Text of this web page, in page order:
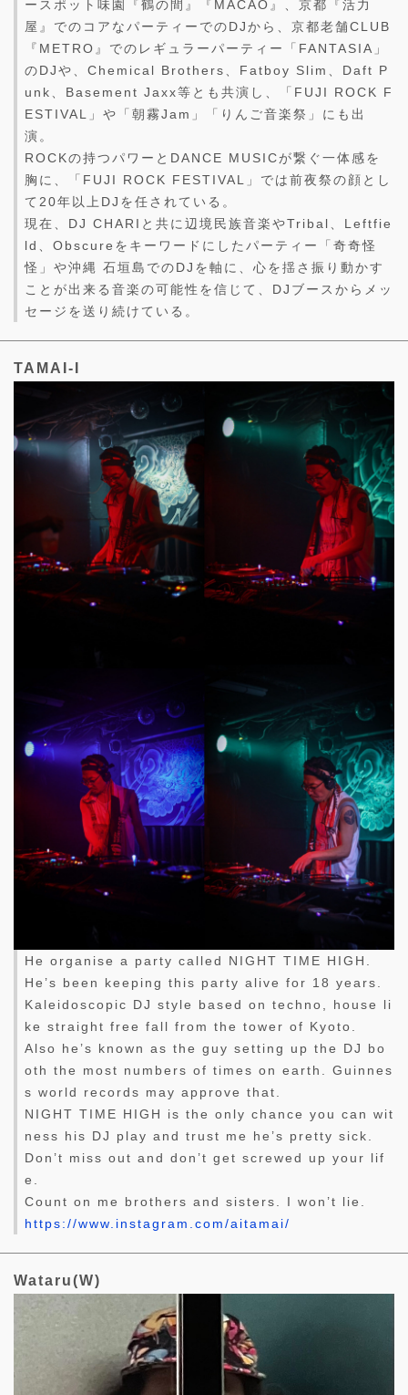
ースポット味園『鶴の間』『MACAO』、京都『活力
屋』でのコアなパーティーでのDJから、京都老舗CLUB
『METRO』でのレギュラーパーティー「FANTASIA」
のDJや、Chemical Brothers、Fatboy Slim、Daft P
unk、Basement Jaxx等とも共演し、「FUJI ROCK F
ESTIVAL」や「朝霧Jam」「りんご音楽祭」にも出
演。
ROCKの持つパワーとDANCE MUSICが繋ぐ一体感を
胸に、「FUJI ROCK FESTIVAL」では前夜祭の顔とし
て20年以上DJを任されている。
現在、DJ CHARIと共に辺境民族音楽やTribal、Leftfie
ld、Obscureをキーワードにしたパーティー「奇奇怪
怪」や沖縄 石垣島でのDJを軸に、心を揺さ振り動かす
ことが出来る音楽の可能性を信じて、DJブースからメッ
セージを送り続けている。
TAMAI-I
He organise a party called NIGHT TIME HIGH.
He’s been keeping this party alive for 18 years.
Kaleidoscopic DJ style based on techno, house li
ke straight free fall from the tower of Kyoto.
Also he’s known as the guy setting up the DJ bo
oth the most numbers of times on earth. Guinnes
s world records may approve that.
NIGHT TIME HIGH is the only chance you can wit
ness his DJ play and trust me he’s pretty sick.
Don’t miss out and don’t get screwed up your lif
e.
Count on me brothers and sisters. I won’t lie.
https://www.instagram.com/aitamai/
Wataru(W)